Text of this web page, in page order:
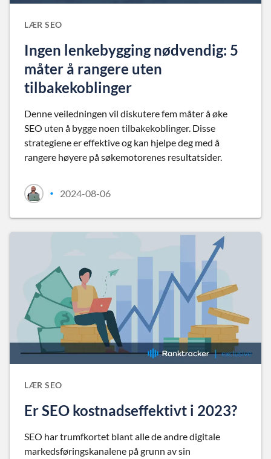
LÆR SEO
Ingen lenkebygging nødvendig: 5
måter å rangere uten
tilbakekoblinger
Denne veiledningen vil diskutere fem måter å øke
SEO uten å bygge noen tilbakekoblinger. Disse
strategiene er effektive og kan hjelpe deg med å
rangere høyere på søkemotorenes resultatsider.
• 2024-08-06
LÆR SEO
Er SEO kostnadseffektivt i 2023?
SEO har trumfkortet blant alle de andre digitale
markedsføringskanalene på grunn av sin